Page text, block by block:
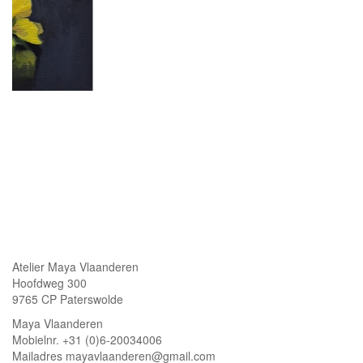
Atelier Maya Vlaanderen
Hoofdweg 300
9765 CP Paterswolde
Maya Vlaanderen
Mobielnr. +31 (0)6-20034006
Mailadres mayavlaanderen@gmail.com